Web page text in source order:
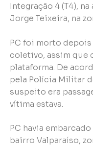
Integração 4 (T4),
Jorge Teixeira, na
PC foi morto
coletivo, assim que
plataforma. De
pela Polícia Militar
suspeito era
vítima estava.
PC havia
bairro Valparaíso,